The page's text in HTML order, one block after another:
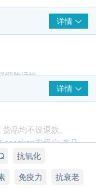
详情
细胞活性
程
恢复体能
，提高记忆力
质
疾病风险
织中NAD+
详情
品均不设退款。
安迅康 产品
月或以上。
团有限公司 及 健康
抗氧化
免疫力 抗衰老